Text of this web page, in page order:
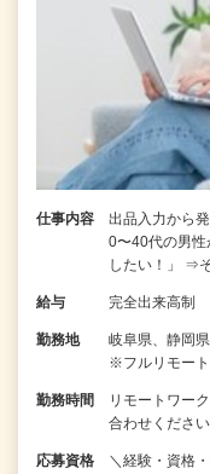
仕事内容
出品入力から
0〜40代の男性
したい！」 ⇒
給与 完全出来高制
勤務地
岐阜県、静岡
※フルリモー
勤務時間
リモートワー
合わせくださ
応募資格 ＼経験・資格